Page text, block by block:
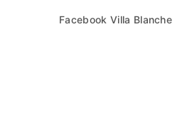
Facebook Villa Blanche